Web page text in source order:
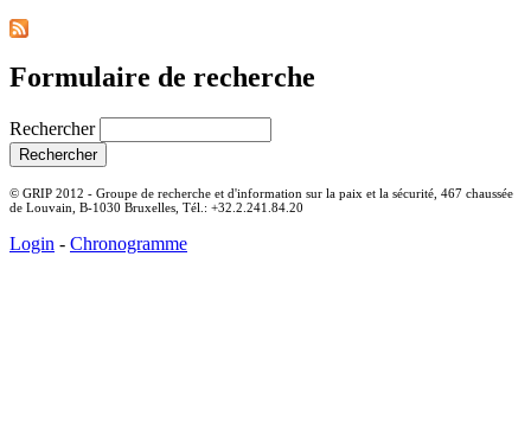
Formulaire de recherche
Rechercher
© GRIP 2012 - Groupe de recherche et d'information sur la paix et la sécurité, 467 chaussée
de Louvain, B-1030 Bruxelles, Tél.: +32.2.241.84.20
Login - Chronogramme